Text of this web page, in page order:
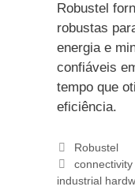
Robustel
robustas
energia e
confiáveis
tempo que
eficiência.
Categorias
Robustel
Etiquetas
industrial